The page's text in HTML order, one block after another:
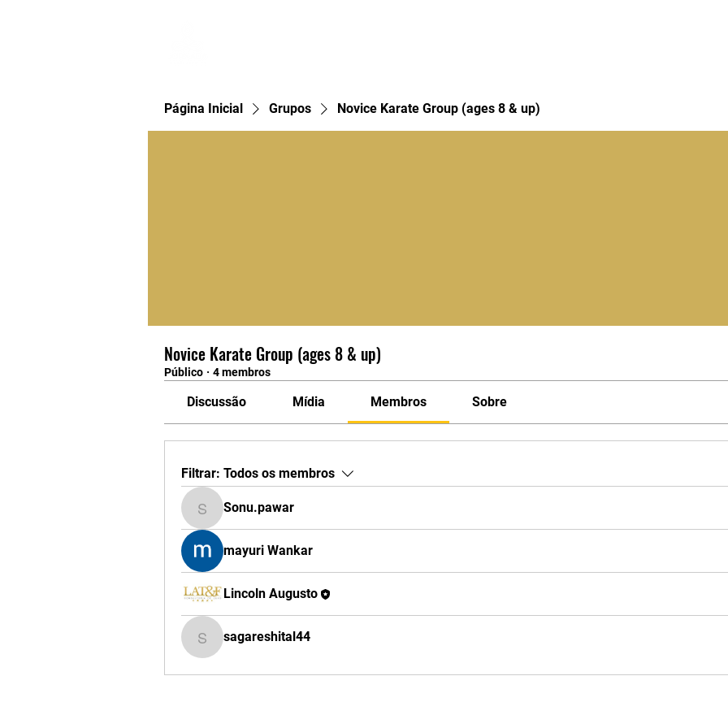
Página Inicial Grupos Novice Karate Group (ages 8 & up)
Novice Karate Group (ages 8 & up)
Público · 4 membros
Discussão Mídia Membros Sobre
Filtrar: Todos os membros
Sonu.pawar
Sonu.pawar
mayuri Wankar
Lincoln Augusto
sagareshital44
sagareshital44